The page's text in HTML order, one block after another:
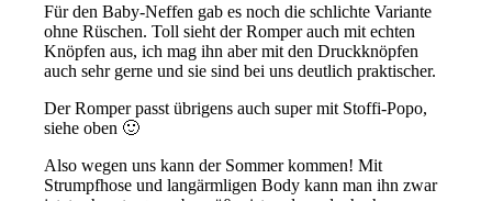
Für den Baby-Neffen gab es noch die schlichte Variante
ohne Rüschen. Toll sieht der Romper auch mit echten
Knöpfen aus, ich mag ihn aber mit den Druckknöpfen
auch sehr gerne und sie sind bei uns deutlich praktischer.
Der Romper passt übrigens auch super mit Stoffi-Popo,
siehe oben 🙂
Also wegen uns kann der Sommer kommen! Mit
Strumpfhose und langärmligen Body kann man ihn zwar